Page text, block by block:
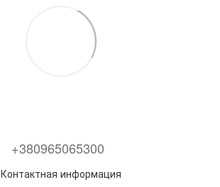
+380965065300
Контактная информация